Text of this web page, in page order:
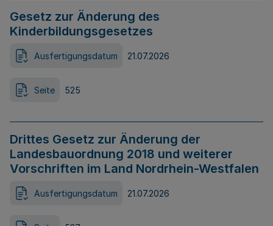
Gesetz zur Änderung des
Kinderbildungsgesetzes
Ausfertigungsdatum 21.07.2026
Seite 525
Drittes Gesetz zur Änderung der
Landesbauordnung 2018 und weiterer
Vorschriften im Land Nordrhein-Westfalen
Ausfertigungsdatum 21.07.2026